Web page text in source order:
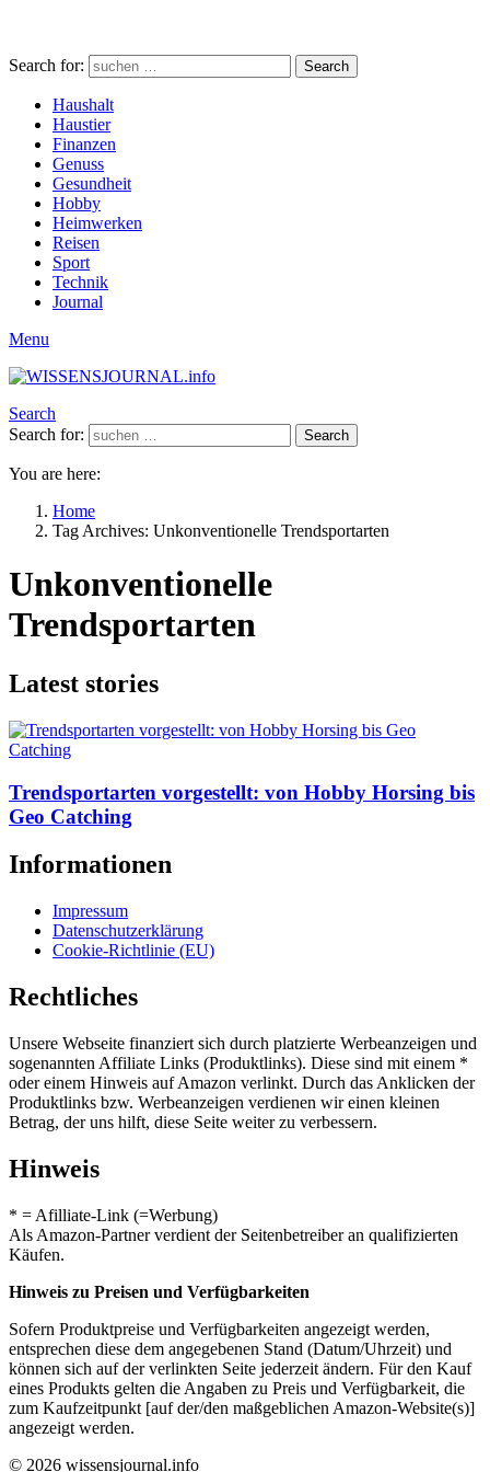
Search for: Search
Haushalt
Haustier
Finanzen
Genuss
Gesundheit
Hobby
Heimwerken
Reisen
Sport
Technik
Journal
Menu
Search
Search for:
Search
You are here:
Home
Tag Archives: Unkonventionelle Trendsportarten
Unkonventionelle
Trendsportarten
Latest stories
Trendsportarten vorgestellt: von Hobby Horsing bis
Geo Catching
Informationen
Impressum
Datenschutzerklärung
Cookie-Richtlinie (EU)
Rechtliches
Unsere Webseite finanziert sich durch platzierte Werbeanzeigen und
sogenannten Affiliate Links (Produktlinks). Diese sind mit einem *
oder einem Hinweis auf Amazon verlinkt. Durch das Anklicken der
Produktlinks bzw. Werbeanzeigen verdienen wir einen kleinen
Betrag, der uns hilft, diese Seite weiter zu verbessern.
Hinweis
* = Afilliate-Link (=Werbung)
Als Amazon-Partner verdient der Seitenbetreiber an qualifizierten
Käufen.
Hinweis zu Preisen und Verfügbarkeiten
Sofern Produktpreise und Verfügbarkeiten angezeigt werden,
entsprechen diese dem angegebenen Stand (Datum/Uhrzeit) und
können sich auf der verlinkten Seite jederzeit ändern. Für den Kauf
eines Produkts gelten die Angaben zu Preis und Verfügbarkeit, die
zum Kaufzeitpunkt [auf der/den maßgeblichen Amazon-Website(s)]
angezeigt werden.
© 2026 wissensjournal.info